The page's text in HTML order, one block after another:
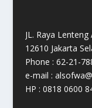
JL. Raya
12610 Jakarta
Phone : 62-21-
e-mail :
HP : 0818 0600